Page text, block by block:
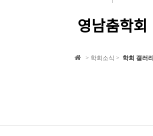
영남춤학회
> 학회소식 > 학회 갤러리